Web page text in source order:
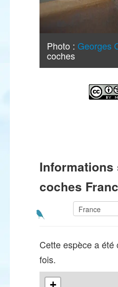
Photo : Georges
coches
Informations
coches
Cette espèce a été
fois.